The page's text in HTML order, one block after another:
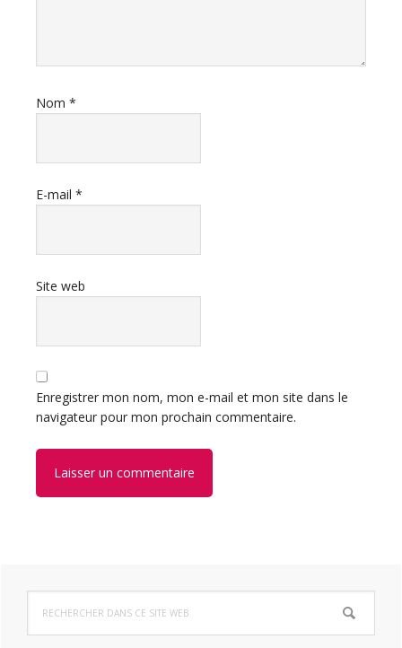
Nom *
E-mail *
Site web
Enregistrer mon nom, mon e-mail et mon site dans le
navigateur pour mon prochain commentaire.
Barre
latérale
dans
ce